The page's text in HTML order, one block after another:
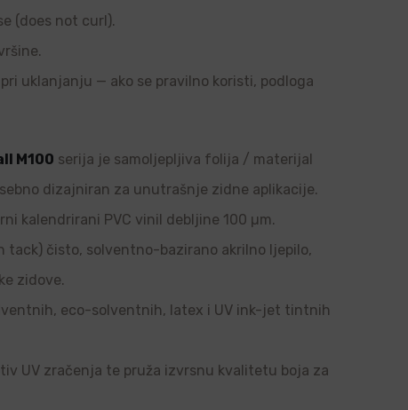
(does not curl).
uklanjanju — ako se pravilno koristi, podloga
M100 serija je samoljepljiva folija / materijal
dizajniran za unutrašnje zidne aplikacije.
kalendrirani PVC vinil debljine 100 µm.
tack) čisto, solventno-bazirano akrilno ljepilo,
zidove.
eco-solventnih, latex i UV ink-jet tintnih
UV zračenja te pruža izvrsnu kvalitetu boja za